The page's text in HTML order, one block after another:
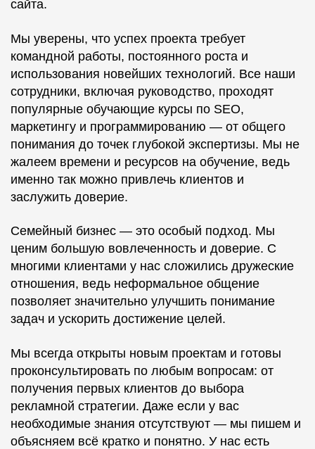
сайта.
Мы уверены, что успех проекта требует
командной работы, постоянного роста и
использования новейших технологий. Все наши
сотрудники, включая руководство, проходят
популярные обучающие курсы по SEO,
маркетингу и программированию — от общего
понимания до точек глубокой экспертизы. Мы не
жалеем времени и ресурсов на обучение, ведь
именно так можно привлечь клиентов и
заслужить доверие.
Семейный бизнес — это особый подход. Мы
ценим большую вовлеченность и доверие. С
многими клиентами у нас сложились дружеские
отношения, ведь неформальное общение
позволяет значительно улучшить понимание
задач и ускорить достижение целей.
Мы всегда открыты новым проектам и готовы
проконсультировать по любым вопросам: от
получения первых клиентов до выбора
рекламной стратегии. Даже если у вас
необходимые знания отсутствуют — мы пишем и
объясняем всё кратко и понятно. У нас есть